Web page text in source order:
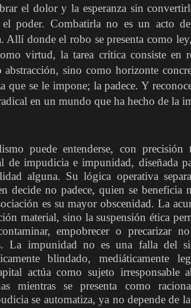
el dolor y la esperanza sin
el poder. Combatirla no es un acto
Allí donde el robo se presenta como
virtud, la tarea crítica consiste en
sino como horizonte
que se le impone; la padece. Y
en un mundo que ha hecho de la
puede entenderse, con
de impudicia e impunidad, diseñada
alguna. Su lógica operativa
decide no padece, quien se beneficia
es su mayor obscenidad. La
material, sino la suspensión ética
empobrecer o precarizar
La impunidad no es una falla del
blindado, mediáticamente
actúa como sujeto irresponsable
mientras se presenta como
se automatiza, ya no depende de